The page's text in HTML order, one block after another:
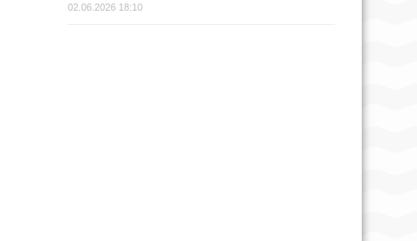
02.06.2026 18:10